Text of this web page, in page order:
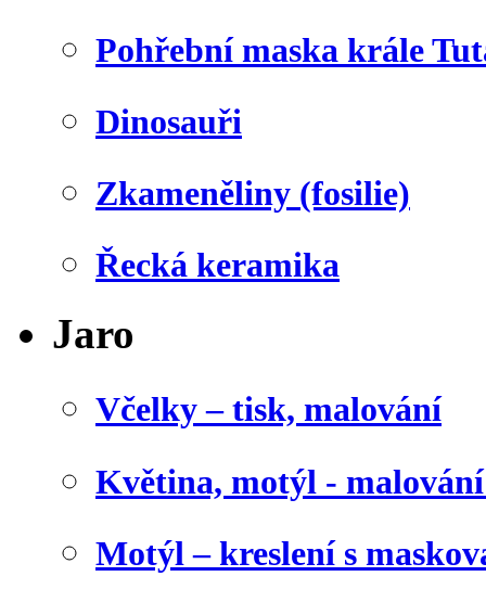
Pohřební maska krále
Dinosauři
Zkameněliny (fosilie)
Řecká keramika
Jaro
Včelky – tisk, malování
Květina, motýl -
Motýl – kreslení s